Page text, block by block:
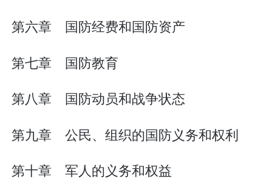
第六章 国防经费和国防资产
第七章 国防教育
第八章 国防动员和战争状态
第九章 公民、组织的国防义务和权利
第十章 军人的义务和权益